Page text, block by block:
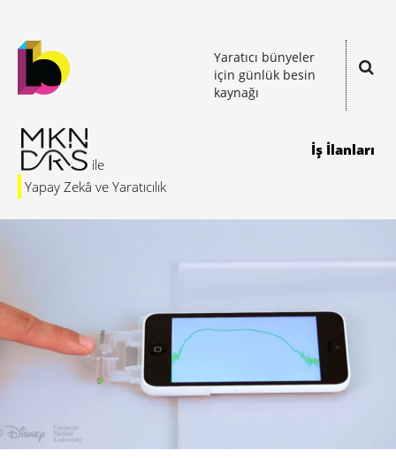
Yaratıcı bünyeler
için günlük besin
kaynağı
Yapay Zekâ ve Yaratıcılık
İş İlanları